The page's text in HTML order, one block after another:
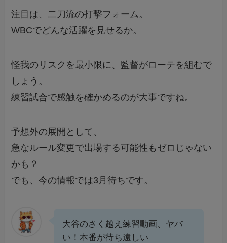
注目は、二刀流の打撃フォーム。
WBCでどんな活躍を見せるか。
怪我のリスクを最小限に、監督がローテを組むで
しょう。
練習試合で感触を確かめるのが大事ですね。
予想外の展開として、
急なルール変更で出場する可能性もゼロじゃない
かも？
でも、今の情報では3月待ちです。
大谷のさく越え練習動画、ヤバ
い！本番が待ち遠しい